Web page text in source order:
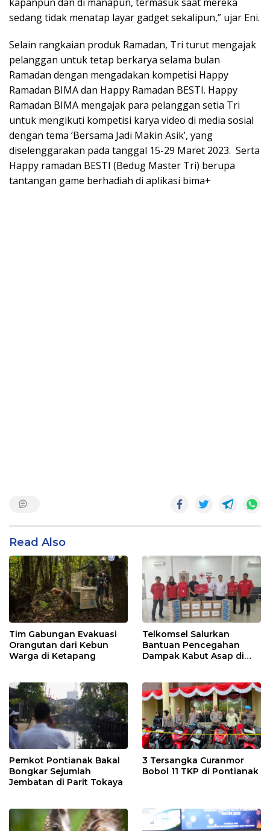
sedang tidak menatap layar gadget sekalipun,” ujar Eni.
Selain rangkaian produk Ramadan, Tri turut mengajak
pelanggan untuk tetap berkarya selama bulan
Ramadan dengan mengadakan kompetisi Happy
Ramadan BIMA dan Happy Ramadan BESTI. Happy
Ramadan BIMA mengajak para pelanggan setia Tri
untuk mengikuti kompetisi karya video di media sosial
dengan tema ‘Bersama Jadi Makin Asik’, yang
diselenggarakan pada tanggal 15-29 Maret 2023. Serta
Happy ramadan BESTI (Bedug Master Tri) berupa
tantangan game berhadiah di aplikasi bima+
Read Also
Tim Gabungan Evakuasi
Orangutan dari Kebun
Warga di Ketapang
Telkomsel Salurkan
Bantuan Pencegahan
Dampak Kabut Asap di
Pemkot Pontianak Bakal
Bongkar Sejumlah
Jembatan di Parit Tokaya
3 Tersangka Curanmor
Bobol 11 TKP di Pontianak